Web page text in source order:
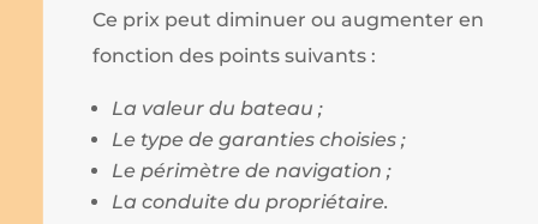
Ce prix peut diminuer ou augmenter en
fonction des points suivants :
La valeur du bateau ;
Le type de garanties choisies ;
Le périmètre de navigation ;
La conduite du propriétaire.